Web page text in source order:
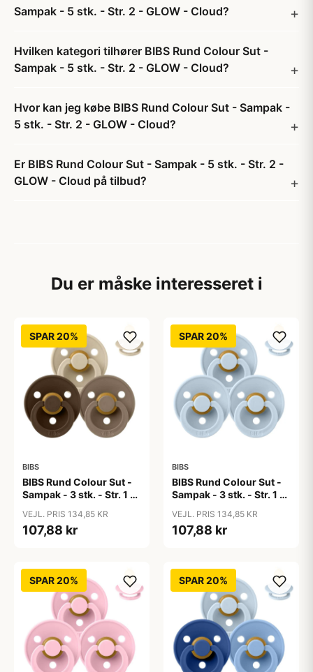
Sampak - 5 stk. - Str. 2 - GLOW - Cloud?
Hvilken kategori tilhører BIBS Rund Colour Sut -
Sampak - 5 stk. - Str. 2 - GLOW - Cloud?
Hvor kan jeg købe BIBS Rund Colour Sut - Sampak -
5 stk. - Str. 2 - GLOW - Cloud?
Er BIBS Rund Colour Sut - Sampak - 5 stk. - Str. 2 -
GLOW - Cloud på tilbud?
Du er måske interesseret i
SPAR 20%
BIBS
BIBS Rund Colour Sut -
Sampak - 3 stk. - Str. 1 -
VEJL. PRIS 134,85 KR
107,88 kr
SPAR 20%
BIBS
BIBS Rund Colour Sut -
Sampak - 3 stk. - Str. 1 -
VEJL. PRIS 134,85 KR
107,88 kr
SPAR 20% SPAR 20%